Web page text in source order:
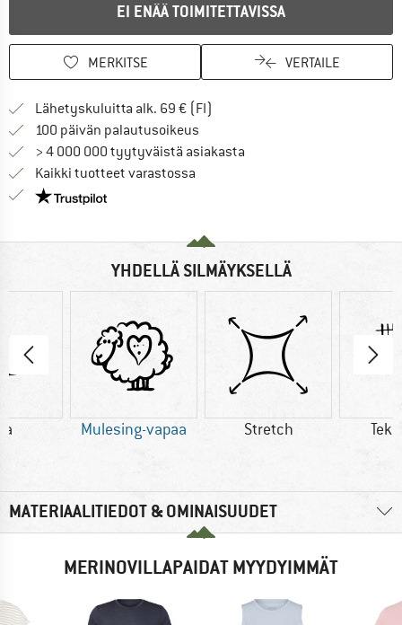
EI ENÄÄ TOIMITETTAVISSA
MERKITSE VERTAILE
Lähetyskuluitta alk. 69 € (FI)
100 päivän palautusoikeus
> 4 000 000 tyytyväistä asiakasta
Kaikki tuotteet varastossa
Meillä on Trustpilot -sertifiointi - lue lisää tästä!
YHDELLÄ SILMÄYKSELLÄ
Mulesing-vapaa Stretch
MATERIAALITIEDOT & OMINAISUUDET
MERINOVILLAPAIDAT MYYDYIMMÄT